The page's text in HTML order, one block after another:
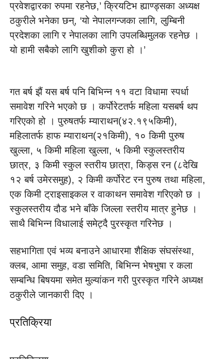
प्रवेशद्वारका रुपमा रहनेछ,’ क्रियटिभ ह्याण्ड्सका अध्यक्ष
ठकुरीले भनेका छन्, ‘यो नेपालगन्जका लागि, लुम्बिनी
प्रदेशका लागि र नेपालका लागि उपलब्धिमुलक रहनेछ ।
यो हामी सबैको लागि खुशीको कुरा हो ।’
गत बर्ष झैं यस बर्ष पनि बिभिन्न ११ वटा विधामा स्पर्धा
समावेश गरिने भएको छ । कर्पोरेटतर्फ महिला यसबर्ष थप
गरिएको हो । पुरुषतर्फ म्याराथन(४२.१९५किमी),
महिलातर्फ हाफ म्याराथन(२१किमी), १० किमी पुरुष
खुल्ला, ५ किमी महिला खुल्ला, ५ किमी स्कुलस्तरीय
छात्र, ३ किमी स्कुल स्तरीय छात्रा, किड्स रन (८देखि
१२ बर्ष उमेरसमुह), २ किमी कर्पोरेट रन पुरुष तथा महिला,
एक किमी ट्राइसाइकल र वाकाथन समावेश गरिएको छ ।
स्कुलस्तरीय दौड भने बाँके जिल्ला स्तरीय मात्र हुनेछ ।
साथै बिभिन्न विधालाई समेट्दै पुरस्कृत गरिनेछ ।
सहभागिता एवं भव्य बनाउने आधारमा शैक्षिक संघसंस्था,
क्लब, आमा समुह, वडा समिति, बिभिन्न भेषभुषा र कला
सम्बन्धि बिषयमा समेत मुल्यांकन गरी पुरस्कृत गरिने अध्यक्ष
ठकुरीले जानकारी दिए ।
प्रतिक्रिया